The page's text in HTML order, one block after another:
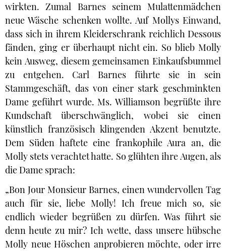
wirkten. Zumal Barnes seinem Mulattenmädchen
neue Wäsche schenken wollte. Auf Mollys Einwand,
dass sich in ihrem Kleiderschrank reichlich Dessous
fänden, ging er überhaupt nicht ein. So blieb Molly
kein Ausweg, diesem gemeinsamen Einkaufsbummel
zu entgehen. Carl Barnes führte sie in sein
Stammgeschäft, das von einer stark geschminkten
Dame geführt wurde. Ms. Williamson begrüßte ihre
Kundschaft überschwänglich, wobei sie einen
künstlich französisch klingenden Akzent benutzte.
Dem Süden haftete eine frankophile Aura an, die
Molly stets verachtet hatte. So glühten ihre Augen, als
die Dame sprach:
„Bon Jour Monsieur Barnes, einen wundervollen Tag
auch für sie, liebe Molly! Ich freue mich so, sie
endlich wieder begrüßen zu dürfen. Was führt sie
denn heute zu mir? Ich wette, dass unsere hübsche
Molly neue Höschen anprobieren möchte, oder irre